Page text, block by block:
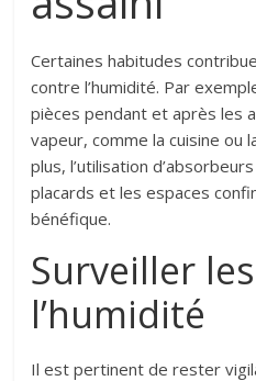
Certaines habitudes
contre l’humidité. Par
pièces pendant et après les
vapeur, comme la cuisine ou
plus, l’utilisation
placards et les espaces
bénéfique.
Surveiller
l’humidité
Il est pertinent de rester